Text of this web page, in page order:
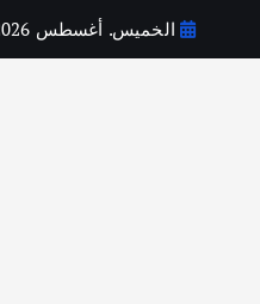
الخميس. أغسطس 6th, 2026